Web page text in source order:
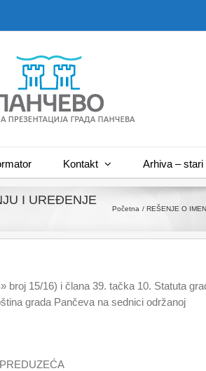
Kontakt Arhiva – stari
I UREĐENJE
Početna REŠENJE O
broj 15/16) i člana 39. tačka 10. Statuta
grada Pančeva na sednici održanoj